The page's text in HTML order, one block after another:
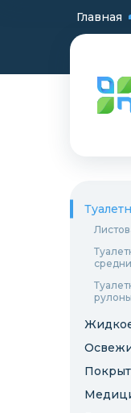
Главная
рулоны